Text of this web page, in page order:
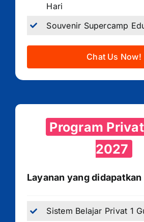
Hari
Souvenir Supercamp
Chat Us Now!
Program
2027
Layanan yang didapatkan
Sistem Belajar Privat 1